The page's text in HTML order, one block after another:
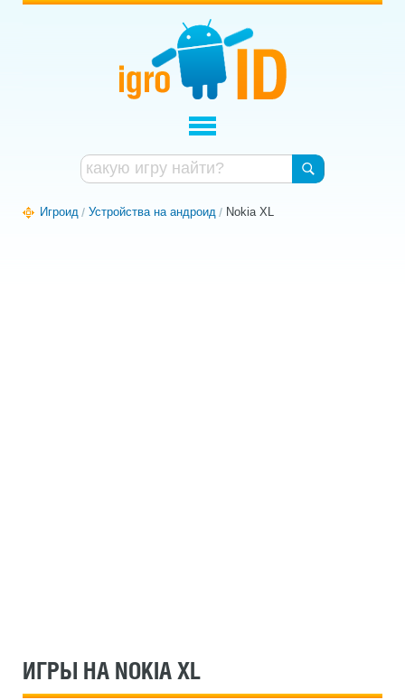
Игроид Устройства на андроид Nokia XL
ИГРЫ НА NOKIA XL